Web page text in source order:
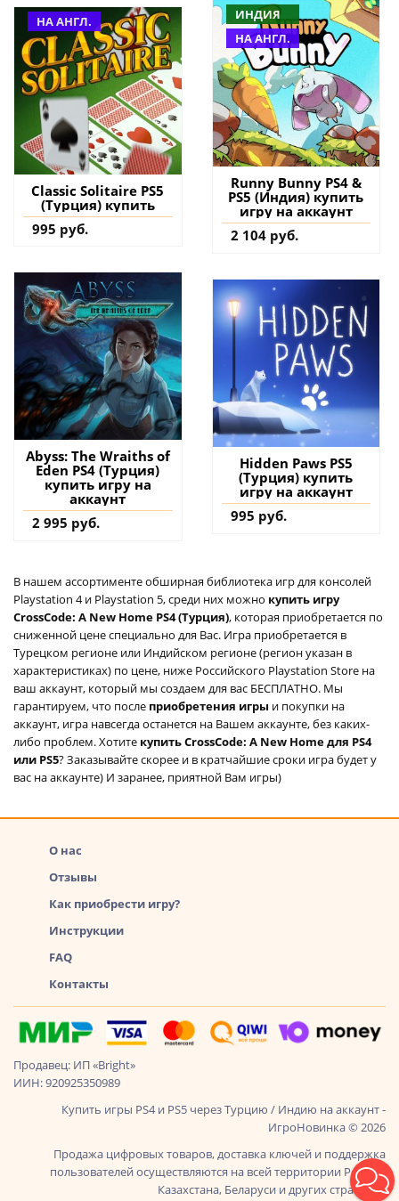
НА АНГЛ.
Classic Solitaire PS5
(Турция) купить
995 руб.
ИНДИЯ
НА АНГЛ.
Runny Bunny PS4 &
PS5 (Индия) купить
игру на аккаунт
2 104 руб.
Abyss: The Wraiths of
Eden PS4 (Турция)
купить игру на
аккаунт
2 995 руб.
Hidden Paws PS5
(Турция) купить
игру на аккаунт
995 руб.
В нашем ассортименте обширная библиотека игр для консолей
Playstation 4 и Playstation 5, среди них можно купить игру
CrossCode: A New Home PS4 (Турция), которая приобретается по
сниженной цене специально для Вас. Игра приобретается в
Турецком регионе или Индийском регионе (регион указан в
характеристиках) по цене, ниже Российского Playstation Store на
ваш аккаунт, который мы создаем для вас БЕСПЛАТНО. Мы
гарантируем, что после приобретения игры и покупки на
аккаунт, игра навсегда останется на Вашем аккаунте, без каких-
либо проблем. Хотите купить CrossCode: A New Home для PS4
или PS5? Заказывайте скорее и в кратчайшие сроки игра будет у
вас на аккаунте) И заранее, приятной Вам игры)
О нас
Отзывы
Как приобрести игру?
Инструкции
FAQ
Контакты
Продавец: ИП «Bright»
ИИН: 920925350989
Купить игры PS4 и PS5 через Турцию / Индию на аккаунт -
ИгроНовинка © 2026
Продажа цифровых товаров, доставка ключей и поддержка
пользователей осуществляются на всей территории России,
Казахстана, Беларуси и других стран СНГ